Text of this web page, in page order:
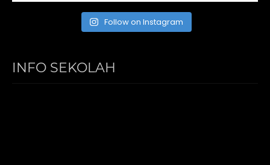
Follow on Instagram
INFO SEKOLAH